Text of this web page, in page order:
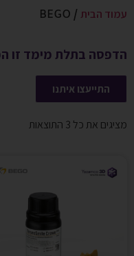
עמוד הבית / BEGO
הדפסה בתלת מימד זו
התייעצו איתנו
מציגים את כל ⁦3⁩ התוצאות